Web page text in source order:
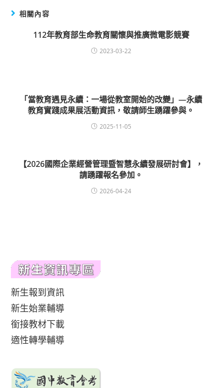
相關內容
112年教育部生命教育關懷與推廣微電影競賽
2023-03-22
「當教育遇見永續：一場從教室開始的改變」—永續
教育實踐成果展活動資訊，敬請師生踴躍參與。
2025-11-05
【2026國際企業經營管理暨智慧永續發展研討會】，
請踴躍報名參加。
2026-04-24
新生報到資訊
新生始業輔導
銜接教材下載
適性轉學輔導